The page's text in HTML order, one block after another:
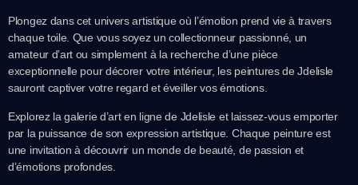
Plongez dans cet univers artistique où l’émotion prend vie à travers
chaque toile. Que vous soyez un collectionneur passionné, un
amateur d’art ou simplement à la recherche d’une pièce
exceptionnelle pour décorer votre intérieur, les peintures de Jdelisle
sauront captiver votre regard et éveiller vos émotions.
Explorez la galerie d’art en ligne de Jdelisle et laissez-vous emporter
par la puissance de son expression artistique. Chaque peinture est
une invitation à découvrir un monde de beauté, de passion et
d’émotions profondes.